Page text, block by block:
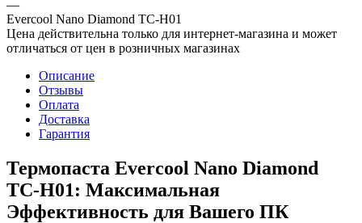
—
Evercool Nano Diamond TC-H01
Цена действительна только для интернет-магазина и может
отличаться от цен в розничных магазинах
Описание
Отзывы
Оплата
Доставка
Гарантия
Термопаста Evercool Nano Diamond
TC-H01: Максимальная
Эффективность для Вашего ПК